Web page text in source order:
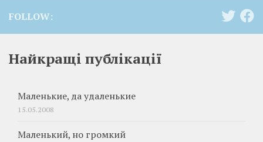
FOLLOW:
Найкращі публікації
Маленькие, да удаленькие
15.05.2008
Маленький, но громкий